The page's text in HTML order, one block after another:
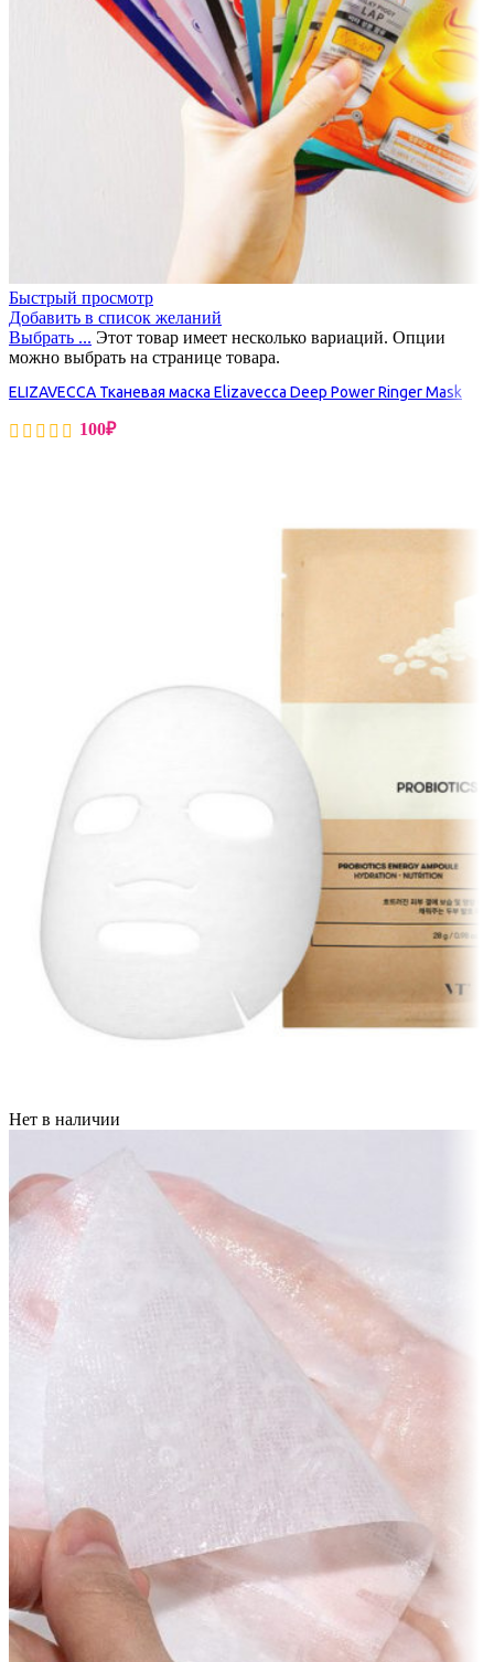
Быстрый просмотр
Добавить в список желаний
Выбрать ... Этот товар имеет несколько вариаций. Опции
можно выбрать на странице товара.
ELIZAVECCA Тканевая маска Elizavecca Deep Power Ringer Mask
100₽
Нет в наличии